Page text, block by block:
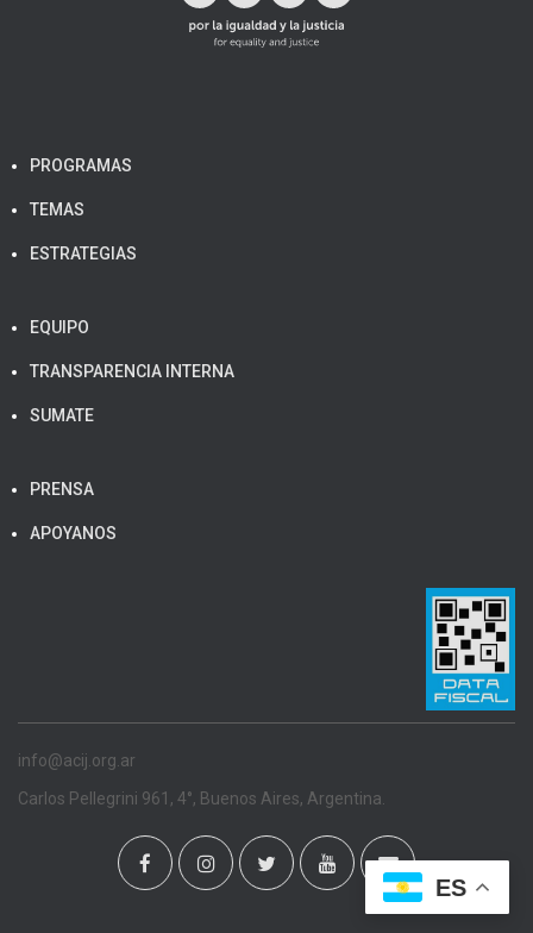
PROGRAMAS
TEMAS
ESTRATEGIAS
EQUIPO
TRANSPARENCIA INTERNA
SUMATE
PRENSA
APOYANOS
info@acij.org.ar
Carlos Pellegrini 961, 4°, Buenos Aires, Argentina.
ES